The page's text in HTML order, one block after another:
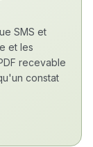
SMS et
et les
recevable
constat